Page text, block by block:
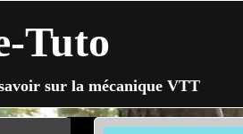
Tuto
sur la mécanique VTT